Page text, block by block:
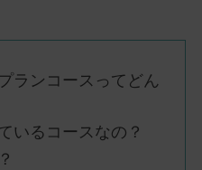
ランコースってどん
いるコースなの？